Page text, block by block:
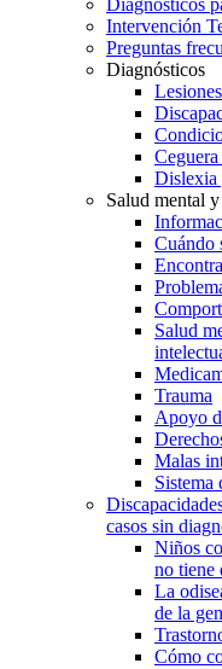
Intervención
Preguntas
Diagnósticos
Dislexia
Salud mental
Cuándo
Salud
Trauma
Apoyo
Malas
Sistema
casos sin
Niños
no tiene
La
de la
Cómo